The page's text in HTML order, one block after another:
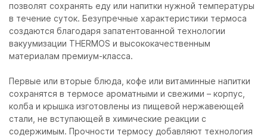
позволят сохранять еду или напитки нужной температуры
в течение суток. Безупречные характеристики термоса
создаются благодаря запатентованной технологии
вакуумизации THERMOS и высококачественным
материалам премиум-класса.
Первые или вторые блюда, кофе или витаминные напитки
сохранятся в термосе ароматными и свежими – корпус,
колба и крышка изготовлены из пищевой нержавеющей
стали, не вступающей в химические реакции с
содержимым. Прочности термосу добавляют технология